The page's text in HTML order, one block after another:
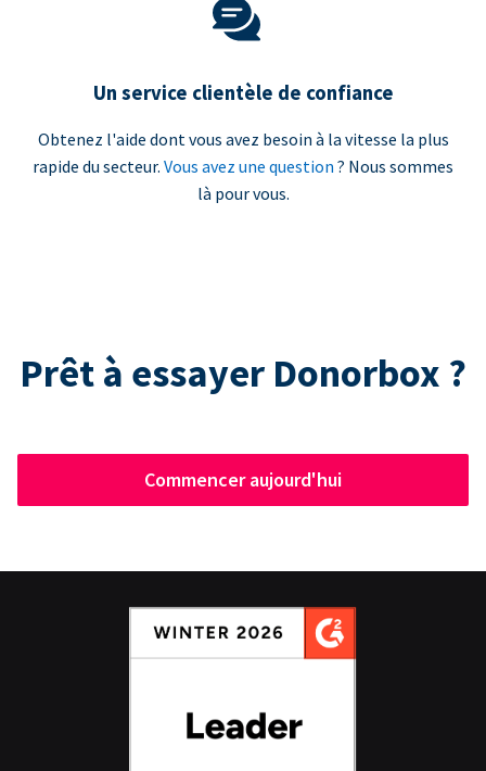
Un service clientèle de confiance
Obtenez l'aide dont vous avez besoin à la vitesse la plus
rapide du secteur. Vous avez une question ? Nous sommes
là pour vous.
Prêt à essayer Donorbox ?
Commencer aujourd'hui